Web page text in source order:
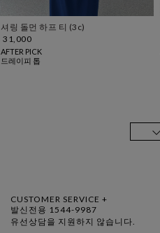
셔링 돌먼 하프 티 (3c)
31,000
AFTER PICK
드레이피 톱
CUSTOMER SERVICE +
발신전용 1544-9987
유선상담을 지원하지 않습니다.